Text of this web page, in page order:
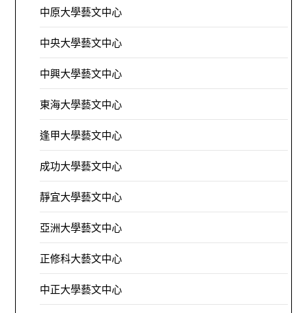
中原大學藝文中心
中央大學藝文中心
中興大學藝文中心
東海大學藝文中心
逢甲大學藝文中心
成功大學藝文中心
靜宜大學藝文中心
亞洲大學藝文中心
正修科大藝文中心
中正大學藝文中心